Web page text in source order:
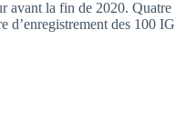
avant la fin de 2020. Quatre
d’enregistrement des 100 IG